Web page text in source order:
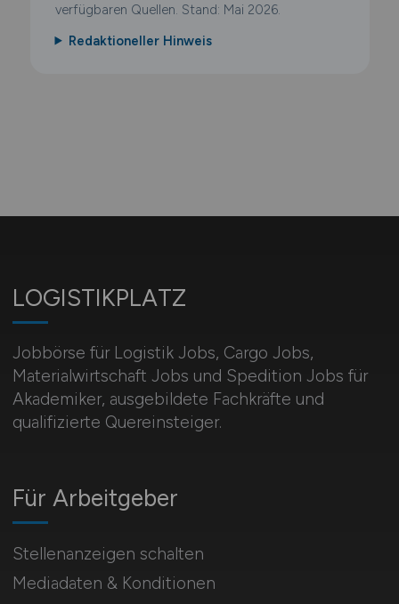
verfügbaren Quellen. Stand: Mai 2026.
Redaktioneller Hinweis
LOGISTIKPLATZ
Jobbörse für Logistik Jobs, Cargo Jobs,
Materialwirtschaft Jobs und Spedition Jobs für
Akademiker, ausgebildete Fachkräfte und
qualifizierte Quereinsteiger.
Für Arbeitgeber
Stellenanzeigen schalten
Mediadaten & Konditionen